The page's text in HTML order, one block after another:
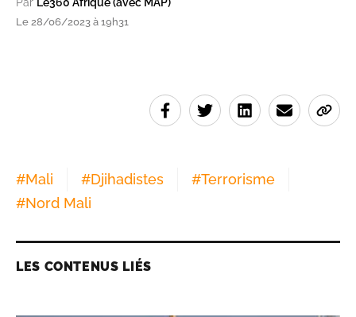
Par Le360 Afrique (avec MAP)
Le 28/06/2023 à 19h31
#Mali #Djihadistes #Terrorisme
#Nord Mali
LES CONTENUS LIÉS